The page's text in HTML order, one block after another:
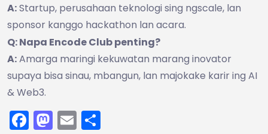
A:Startup, perusahaan teknologi sing ngscale, lan
sponsor kanggo hackathon lan acara.
Q: Napa Encode Club penting?
A:Amarga maringi kekuwatan marang inovator
supaya bisa sinau, mbangun, lan majokake karir ing AI
& Web3.
Facebook
Mastodon
Email